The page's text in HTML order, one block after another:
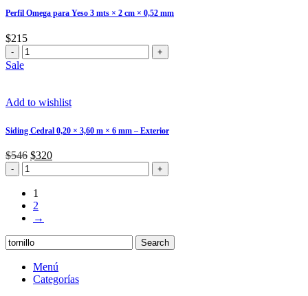
-
3
mts
×
1,2
cm
mm
Perfil Omega para Yeso 3 mts × 2 cm × 0,52 mm
$215
Perfil
Omega
3
2
cm
×
0,52
cantidad
Sale
Add to wishlist
Siding Cedral 0,20 × 3,60 m × 6 mm – Exterior
$546 El
original
era:
$546.
$320El
actual
Siding
Cedral
0,20
×
3,60
×
6
mm
–
1
2
→
Search
Menú
Categorías